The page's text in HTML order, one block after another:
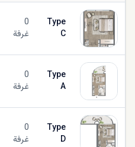
Type
C
0
غرفة
Type
A
0
غرفة
Type
D
0
غرفة